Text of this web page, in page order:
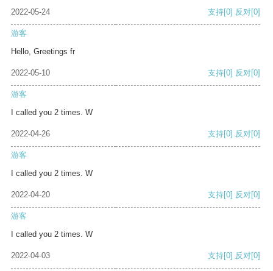
2022-05-24 支持[0] 反对[0]
游客
Hello, Greetings fr
2022-05-10 支持[0] 反对[0]
游客
I called you 2 times. W
2022-04-26 支持[0] 反对[0]
游客
I called you 2 times. W
2022-04-20 支持[0] 反对[0]
游客
I called you 2 times. W
2022-04-03 支持[0] 反对[0]